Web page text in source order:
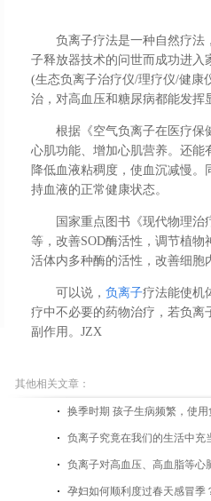
负离子疗法是一种自然疗法
子释放器技术的问世而成功进入
(生态负离子治疗仪/理疗仪/健康
治，对高血压和糖尿病都能发挥
根据《空气负离子在医疗保
心肌功能、增加心肌营养。还能
降低血液粘稠度，使血沉减慢
持血液的正常健康状态。
国家重点图书《现代物理
等，改善SOD酶活性，调节植
活体内多种酶的活性，改善细胞
可以说， 负离子疗法能使机
疗中不必要的药物治疗，若负离
副作用。JZX
其他相关文章：
换季时期 孩子生病频繁，使
负离子究竟在我们的生活中充
负离子对高血压、高血脂等心
孕妇如何顺利度过春天感冒季